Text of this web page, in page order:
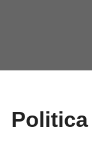
Politica